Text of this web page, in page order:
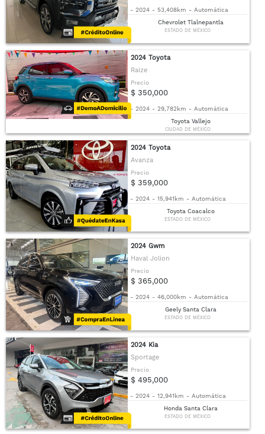
- 2024 - 53,408km - Automática
Chevrolet Tlalnepantla
ESTADO DE MÉXICO
2024 Toyota
Raize
Precio
$ 350,000
- 2024 - 29,782km - Automática
Toyota Vallejo
CIUDAD DE MÉXICO
2024 Toyota
Avanza
Precio
$ 359,000
- 2024 - 15,941km - Automática
Toyota Coacalco
ESTADO DE MÉXICO
2024 Gwm
Haval Jolion
Precio
$ 365,000
- 2024 - 46,000km - Automática
Geely Santa Clara
ESTADO DE MÉXICO
2024 Kia
Sportage
Precio
$ 495,000
- 2024 - 12,941km - Automática
Honda Santa Clara
ESTADO DE MÉXICO